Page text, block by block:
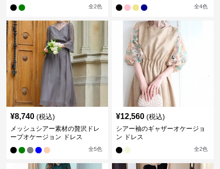
全2色 全4色
¥8,740 (税込)
メッシュシアー素材の贅沢ドレ
ープオケージョン ドレス
全5色
¥12,560 (税込)
シアー袖のギャザーオケージョ
ン ドレス
全2色